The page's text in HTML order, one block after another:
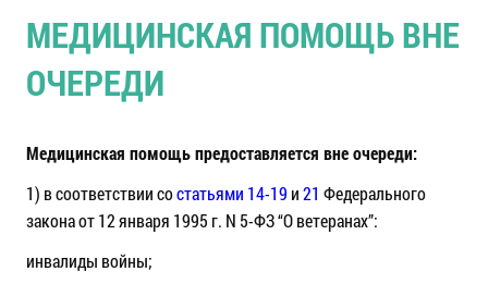
МЕДИЦИНСКАЯ ПОМОЩЬ ВНЕ
ОЧЕРЕДИ
Медицинская помощь предоставляется вне очереди:
1) в соответствии состатьями 14-19 и21 Федерального
закона от 12 января 1995 г. N 5-ФЗ “О ветеранах”:
инвалиды войны;